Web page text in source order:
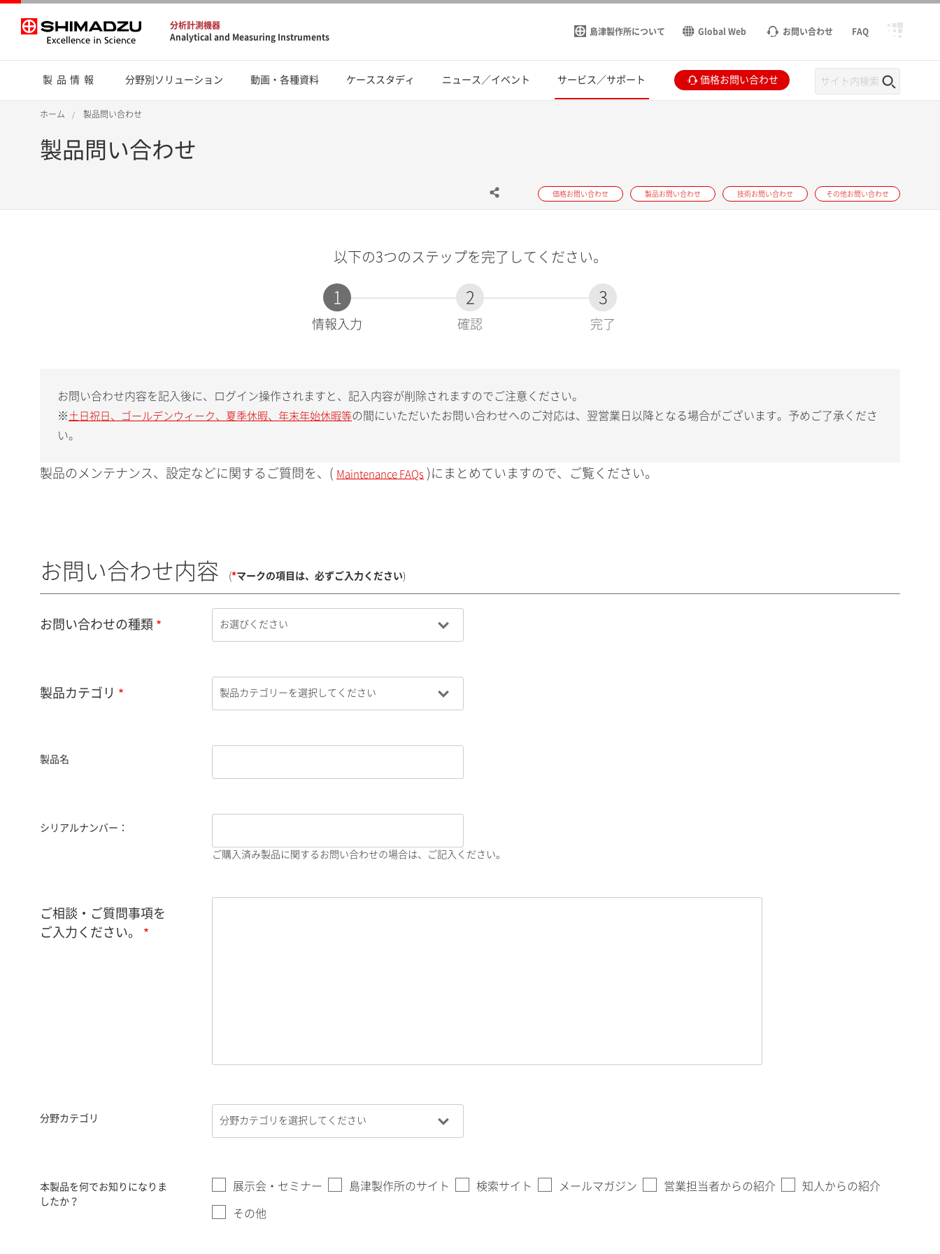
分析計測機器
Analytical and Measuring Instruments
島津製作所について Global Web お問い合わせ FAQ
製品情報 分野別ソリューション 動画・各種資料 ケーススタディ ニュース／イベント サービス／サポート 価格お問い合わせ
ホーム 製品問い合わせ
製品問い合わせ
価格お問い合わせ 製品お問い合わせ 技術お問い合わせ その他お問い合わせ
以下の3つのステップを完了してください。
1
現
情報入力
2
確認
3
完了
お問い合わせ内容を記入後に、ログイン操作されますと、記入内容が削除されますのでご注意ください。
※ 土日祝日、ゴールデンウィーク、夏季休暇、年末年始休暇等の間にいただいたお問い合わせへのご対応は、翌営業日以降となる場合がございます。予めご了承くださ
い。
製品のメンテナンス、設定などに関するご質問を、( Maintenance FAQs )にまとめていますので、ご覧ください。
お問い合わせ内容 (*マークの項目は、必ずご入力ください)
お問い合わせの種類
製品カテゴリ
製品名
シリアルナンバー：
ご購入済み製品に関するお問い合わせの場合は、ご記入ください。
ご相談・ご質問事項を
ご入力ください。
分野カテゴリ
本製品を何でお知りになりま
したか？
展示会・セミナー 島津製作所のサイト 検索サイト メールマガジン 営業担当者からの紹介 知人からの紹介
その他